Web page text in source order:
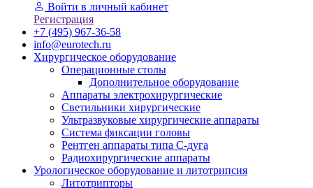
Войти в личный кабинет
Регистрация
+7 (495) 967-36-58
info@eurotech.ru
Хирургическое оборудование
Операционные столы
Дополнительное оборудование
Аппараты электрохирургические
Светильники хирургические
Ультразвуковые хирургические аппараты
Система фиксации головы
Рентген аппараты типа С-дуга
Радиохирургические аппараты
Урологическое оборудование и литотрипсия
Литотрипторы